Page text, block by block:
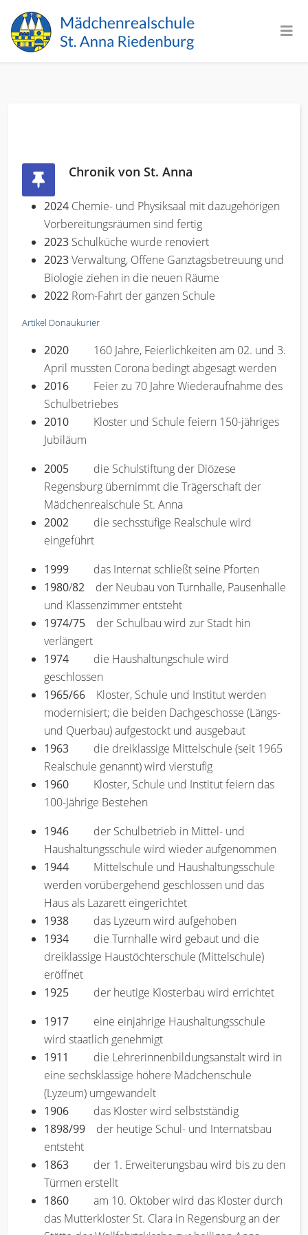
Chronik von St. Anna
2024 Chemie- und Physiksaal mit dazugehörigen
Vorbereitungsräumen sind fertig
2023 Schulküche wurde renoviert
2023Verwaltung, Offene Ganztagsbetreuung und
Biologie ziehen in die neuen Räume
2022 Rom-Fahrt der ganzen Schule
Artikel Donaukurier
2020
160 Jahre, Feierlichkeiten am 02. und 3.
April mussten Corona bedingt abgesagt werden
2016 Feier zu 70 Jahre Wiederaufnahme des
Schulbetriebes
2010 Kloster und Schule feiern 150-jähriges
Jubiläum
2005 die Schulstiftung der Diözese
Regensburg übernimmt die Trägerschaft der
Mädchenrealschule St. Anna
2002 die sechsstufige Realschule wird
eingeführt
1999 das Internat schließt seine Pforten
1980/82 der Neubau von Turnhalle, Pausenhalle
und Klassenzimmer entsteht
1974/75 der Schulbau wird zur Stadt hin
verlängert
1974 die Haushaltungschule wird
geschlossen
1965/66 Kloster, Schule und Institut werden
modernisiert; die beiden Dachgeschosse (Längs-
und Querbau) aufgestockt und ausgebaut
1963 die dreiklassige Mittelschule (seit 1965
Realschule genannt) wird vierstufig
1960 Kloster, Schule und Institut feiern das
100-Jährige Bestehen
1946 der Schulbetrieb in Mittel- und
Haushaltungsschule wird wieder aufgenommen
1944 Mittelschule und Haushaltungsschule
werden vorübergehend geschlossen und das
Haus als Lazarett eingerichtet
1938 das Lyzeum wird aufgehoben
1934 die Turnhalle wird gebaut und die
dreiklassige Haustöchterschule (Mittelschule)
eröffnet
1925 der heutige Klosterbau wird errichtet
1917 eine einjährige Haushaltungsschule
wird staatlich genehmigt
1911 die Lehrerinnenbildungsanstalt wird in
eine sechsklassige höhere Mädchenschule
(Lyzeum) umgewandelt
1906 das Kloster wird selbstständig
1898/99 der heutige Schul- und Internatsbau
entsteht
1863 der 1. Erweiterungsbau wird bis zu den
Türmen erstellt
1860
am 10. Oktober wird das Kloster durch
das Mutterkloster St. Clara in Regensburg an der